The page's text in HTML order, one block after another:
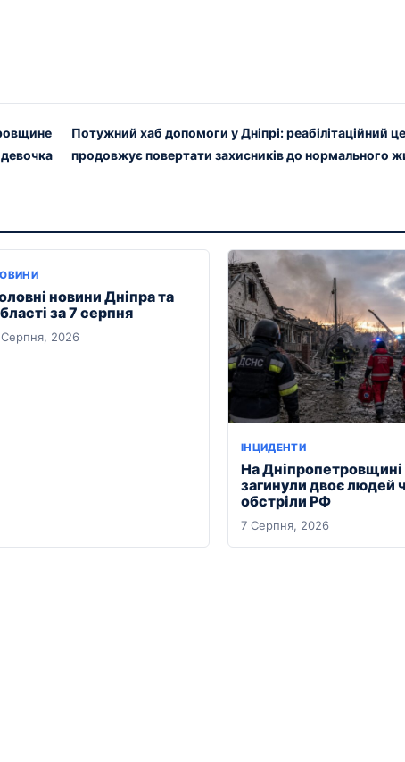
Потужний хаб допомоги у Дніпрі: реабілітаційний
продовжує повертати захисників до нормального
новини Дніпра та
за 7 серпня
2026
ІНЦИДЕНТИ
На Дніпропетровщині
загинули двоє людей
обстріли РФ
7 Серпня, 2026